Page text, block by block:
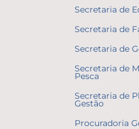
Secretaria de
Secretaria de
Secretaria de
Secretaria de
Pesca
Secretaria de
Gestão
Procuradoria